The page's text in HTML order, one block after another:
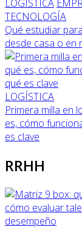
LOGÍSTICA
TECNOLOGÍA
Qué estudiar
desde casa o en
LOGÍSTICA
Primera milla en
es, cómo
es clave
RRHH